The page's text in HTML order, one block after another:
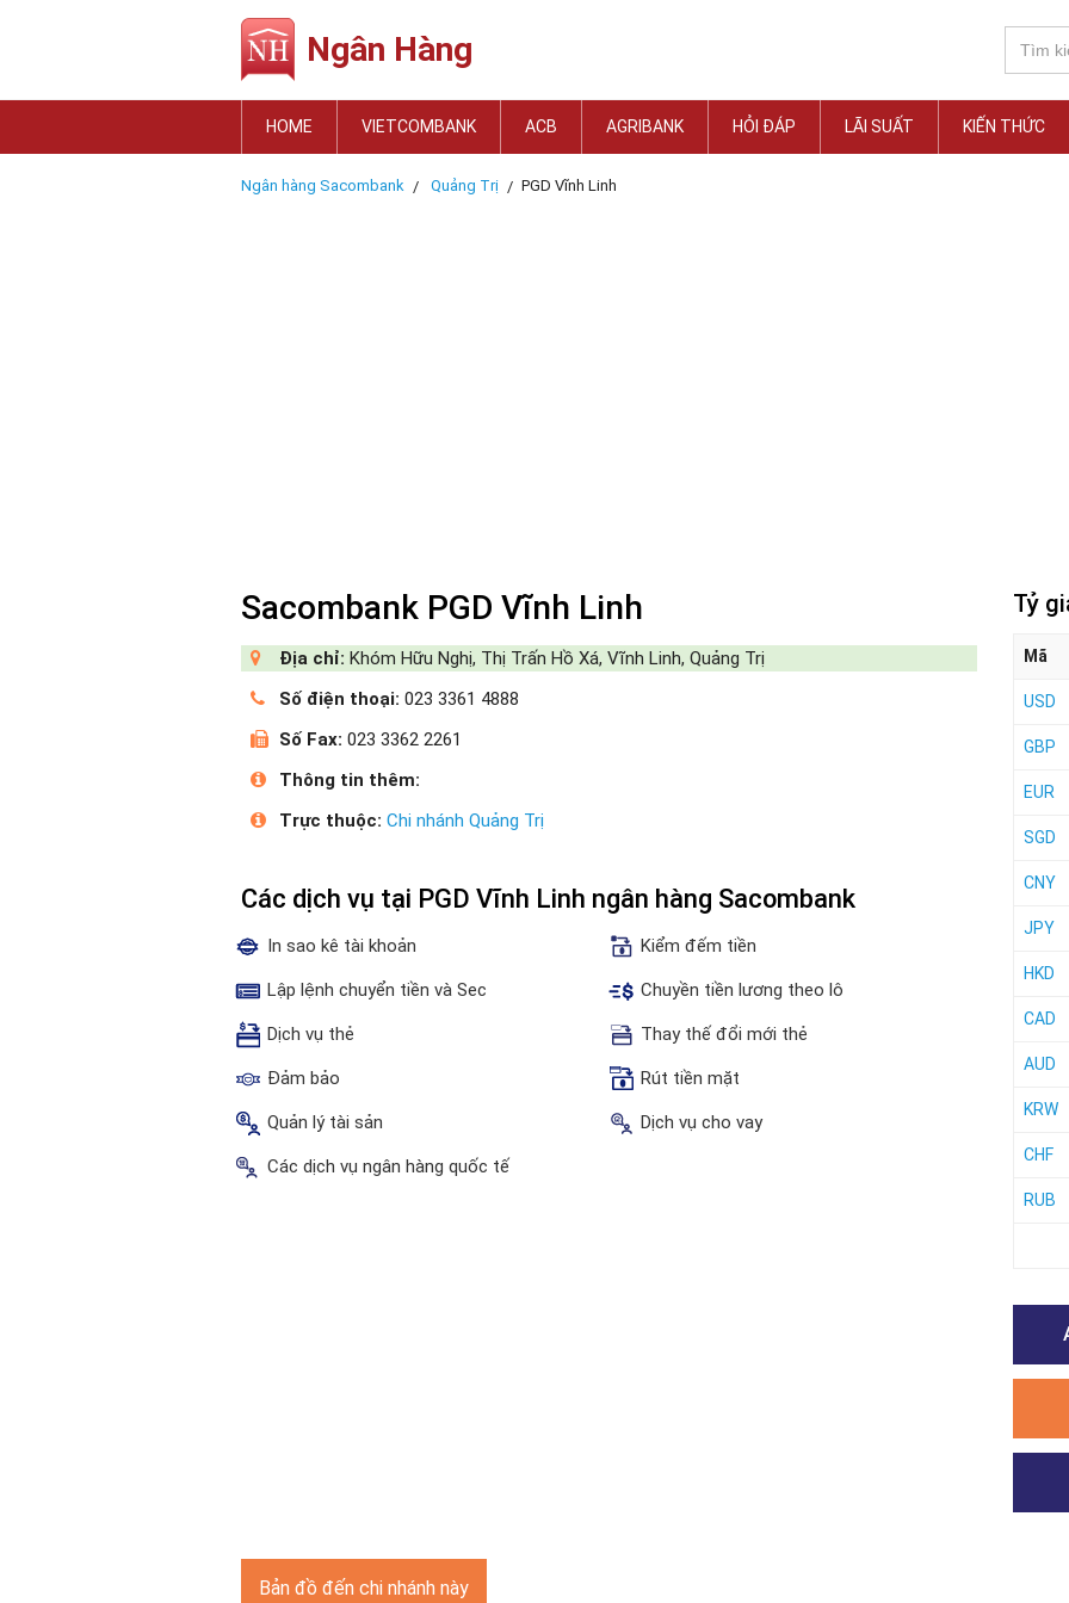
Ngân Hàng
HOME VIETCOMBANK ACB AGRIBANK HỎI ĐÁP LÃI SUẤT KIẾN THỨC
Ngân hàng Sacombank Quảng Trị PGD Vĩnh Linh
Sacombank PGD Vĩnh Linh
Địa chỉ: Khóm Hữu Nghị, Thị Trấn Hồ Xá, Vĩnh Linh, Quảng Trị
Số điện thoại: 023 3361 4888
Số Fax: 023 3362 2261
Thông tin thêm:
Trực thuộc: Chi nhánh Quảng Trị
Các dịch vụ tại PGD Vĩnh Linh ngân hàng Sacombank
In sao kê tài khoản Kiểm đếm tiền
Lập lệnh chuyển tiền và Sec Chuyền tiền lương theo lô
Dịch vụ thẻ Thay thế đổi mới thẻ
Đảm bảo Rút tiền mặt
Quản lý tài sản Dịch vụ cho vay
Các dịch vụ ngân hàng quốc tế
Bản đồ đến chi nhánh này
Tỷ
Mã
USD
GBP
EUR
SGD
CNY
JPY
HKD
CAD
AUD
KRW
CHF
RUB